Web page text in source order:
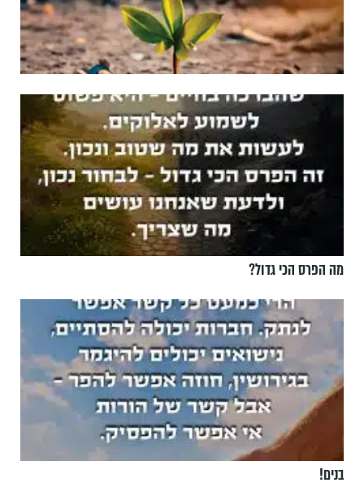
מה הפרס הכי גדול?
בנים!